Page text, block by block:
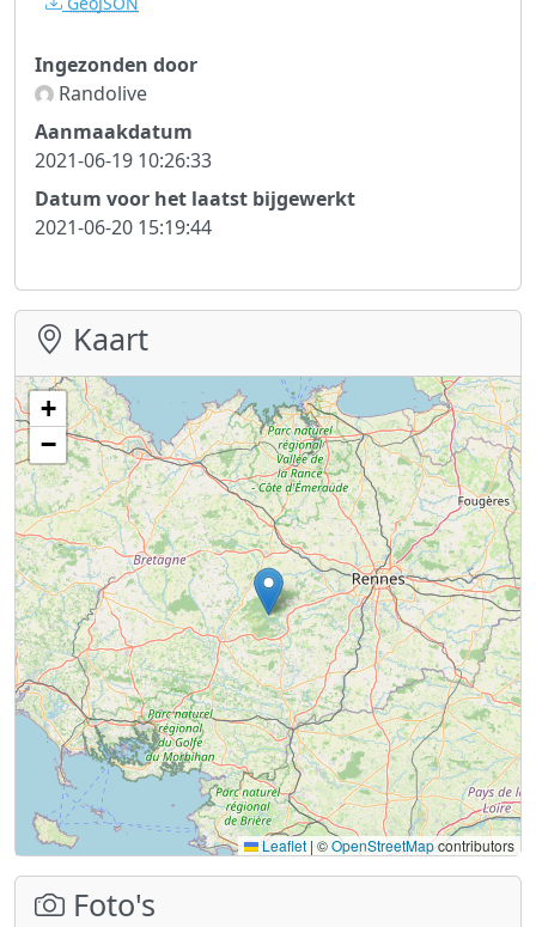
Ingezonden door
Randolive
Aanmaakdatum
2021-06-19 10:26:33
Datum voor het laatst bijgewerkt
2021-06-20 15:19:44
Kaart
+
−
Leaflet | ©OpenStreetMapcontributors
Foto's